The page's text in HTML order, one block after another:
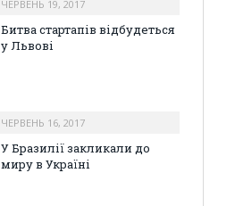
ЧЕРВЕНЬ 19, 2017
Битва стартапів відбудеться
у Львові
ЧЕРВЕНЬ 16, 2017
У Бразилії закликали до
миру в Україні